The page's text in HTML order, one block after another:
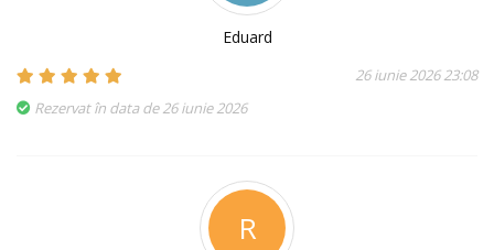
Eduard
26 iunie 2026 23:08
Rezervat în data de 26 iunie 2026
R